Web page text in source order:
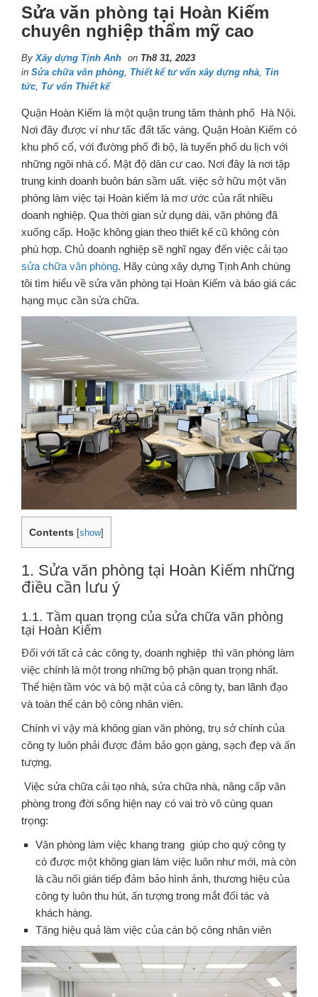
Sửa văn phòng tại Hoàn Kiếm
chuyên nghiệp thẩm mỹ cao
By Xây dựng Tịnh Anh on Th8 31, 2023
in Sửa chữa văn phòng Thiết kế tư vấn xây dựng nhà Tin
tức Tư vấn Thiết kế
Quận Hoàn Kiếm là một quận trung tâm thành phố Hà Nội.
Nơi đây được ví như tấc đất tấc vàng. Quận Hoàn Kiếm có
khu phố cổ, với đường phố đi bộ, là tuyến phố du lịch với
những ngôi nhà cổ. Mật độ dân cư cao. Nơi đây là nơi tập
trung kinh doanh buôn bán sầm uất. việc sở hữu một văn
phòng làm việc tại Hoàn kiếm là mơ ước của rất nhiều
doanh nghiệp. Qua thời gian sử dụng dài, văn phòng đã
xuống cấp. Hoặc không gian theo thiết kế cũ không còn
phù hợp. Chủ doanh nghiệp sẽ nghĩ ngay đến việc cải tạo
sửa chữa văn phòng. Hãy cùng xây dựng Tịnh Anh chúng
tôi tìm hiểu về sửa văn phòng tại Hoàn Kiếm và báo giá các
hạng mục cần sửa chữa.
Contents [show]
1. Sửa văn phòng tại Hoàn Kiếm những
điều cần lưu ý
1.1. Tầm quan trọng của sửa chữa văn phòng
tại Hoàn Kiếm
Đối với tất cả các công ty, doanh nghiệp thì văn phòng làm
việc chính là một trong những bộ phận quan trọng nhất.
Thể hiện tầm vóc và bộ mặt của cả công ty, ban lãnh đạo
và toàn thể cán bộ công nhân viên.
Chính vì vậy mà không gian văn phòng, trụ sở chính của
công ty luôn phải được đảm bảo gọn gàng, sạch đẹp và ấn
tượng.
Việc sửa chữa cải tạo nhà, sửa chữa nhà, nâng cấp văn
phòng trong đời sống hiện nay có vai trò vô cùng quan
trọng:
Văn phòng làm việc khang trang giúp cho quý công ty
có được một không gian làm việc luôn như mới, mà còn
là cầu nối gián tiếp đảm bảo hình ảnh, thương hiệu của
công ty luôn thu hút, ấn tượng trong mắt đối tác và
khách hàng.
Tăng hiệu quả làm việc của cán bộ công nhân viên